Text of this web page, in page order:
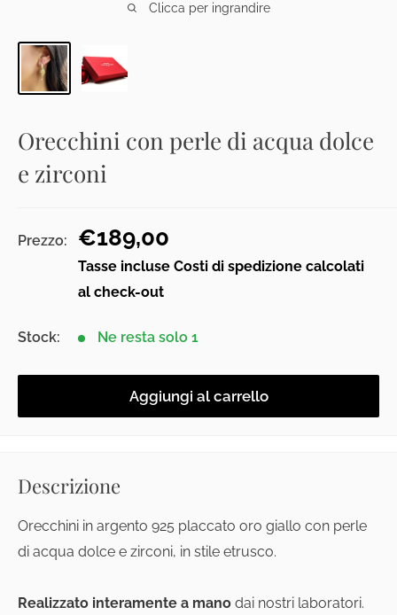
Clicca per ingrandire
Orecchini con perle di acqua dolce
e zirconi
Prezzo:
Prezzo
scontato
€189,00
Tasse incluse Costi di spedizione calcolati
al check-out
Stock: Ne resta solo 1
Aggiungi al carrello
Descrizione
Orecchini in argento 925 placcato oro giallo con perle
di acqua dolce e zirconi, in stile etrusco.
Realizzato interamente a mano dai nostri laboratori.